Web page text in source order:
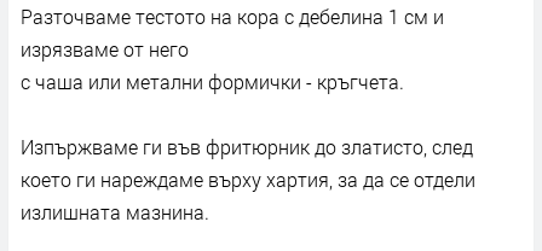
Разточваме тестото на кора с дебелина 1 см и
изрязваме от него
с чаша или метални формички - кръгчета.
Изпържваме ги във фритюрник до златисто, след
което ги нареждаме върху хартия, за да се отдели
излишната мазнина.